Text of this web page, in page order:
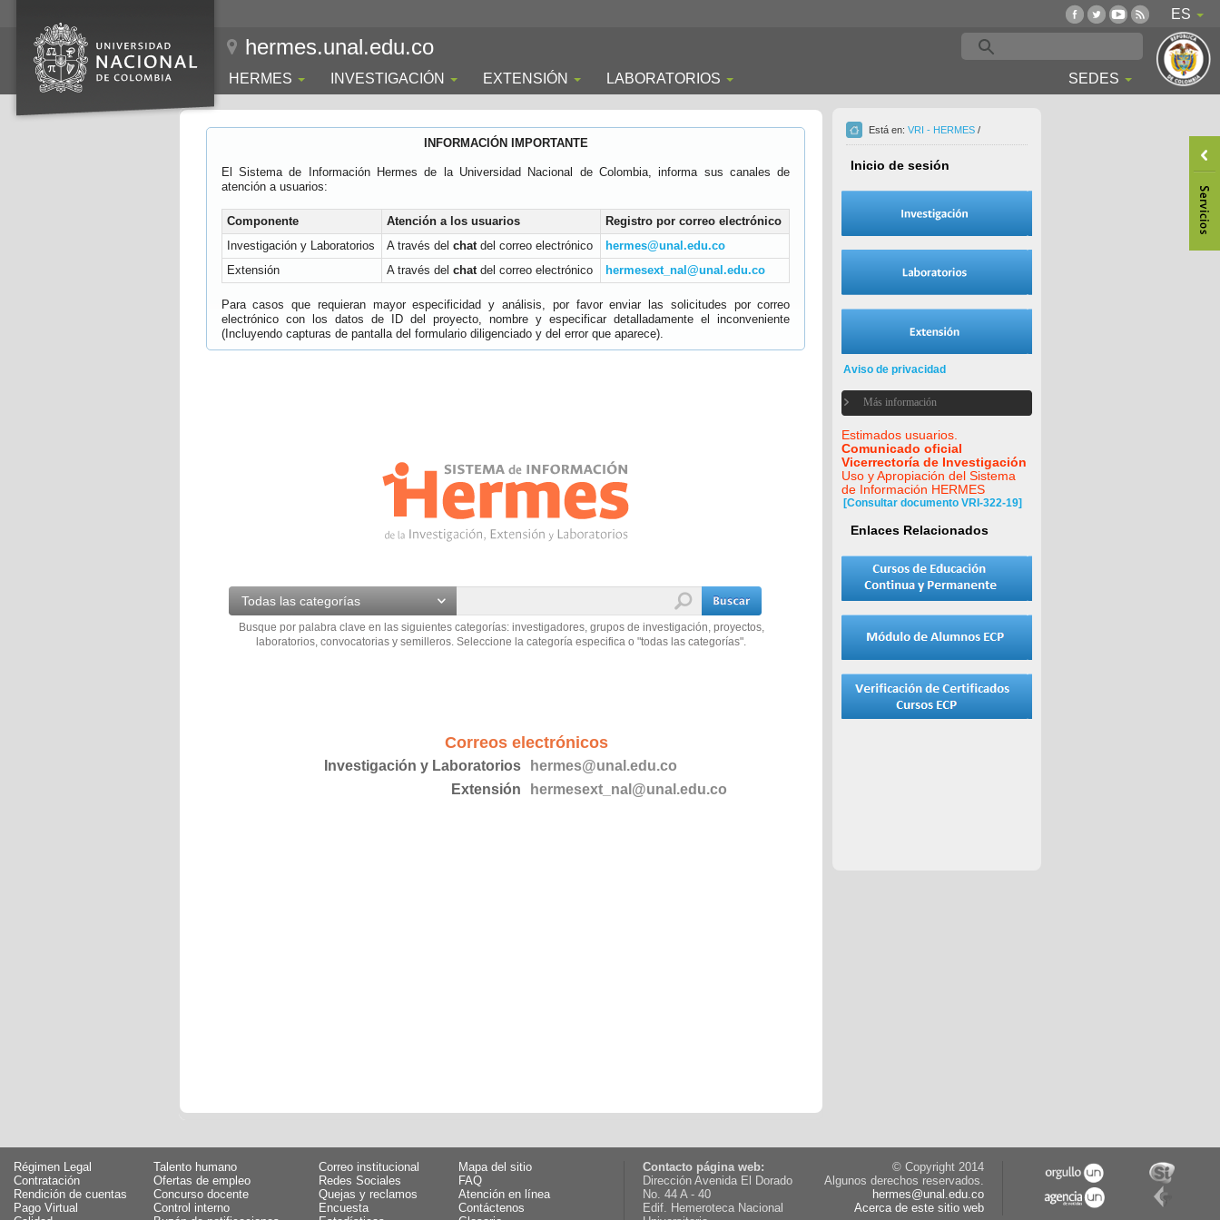
ES
hermes.unal.edu.co
HERMES INVESTIGACIÓN EXTENSIÓN LABORATORIOS SEDES
INFORMACIÓN IMPORTANTE
El Sistema de Información Hermes de la Universidad Nacional de Colombia, informa sus canales de
atención a usuarios:
Componente Atención a los usuarios
Registro por correo electrónico
Investigación y Laboratorios
A través del chatdel correo electrónico
hermes@unal.edu.co
Extensión
A través del chatdel correo electrónico hermesext_nal@unal.edu.co
Para casos que requieran mayor especificidad y análisis, por favor enviar las solicitudes por correo
electrónico con los datos de ID del proyecto, nombre y especificar detalladamente el inconveniente
(Incluyendo capturas de pantalla del formulario diligenciado y del error que aparece).
Todas las categorías
Busque por palabra clave en las siguientes categorías: investigadores, grupos de investigación, proyectos,
laboratorios, convocatorias y semilleros. Seleccione la categoría especifica o "todas las categorías".
Correos electrónicos
Investigación y Laboratorios
hermes@unal.edu.co
Extensión
hermesext_nal@unal.edu.co
Está en: VRI - HERMES /
Inicio de sesión
Aviso de privacidad
Más información
Estimados usuarios.
Comunicado oficial
Vicerrectoría de Investigación
Uso y Apropiación del Sistema
de Información HERMES
[Consultar documento VRI-322-19]
Enlaces Relacionados
Régimen Legal
Talento humano
Contratación
Ofertas de empleo
Rendición de cuentas
Concurso docente
Pago Virtual
Control interno
Correo institucional
Mapa del sitio
Redes Sociales
FAQ
Quejas y reclamos
Atención en línea
Encuesta
Contáctenos
Contacto página web:
Dirección Avenida El Dorado
No. 44 A - 40
Edif. Hemeroteca Nacional
© Copyright 2014
Algunos derechos reservados.
hermes@unal.edu.co
Acerca de este sitio web